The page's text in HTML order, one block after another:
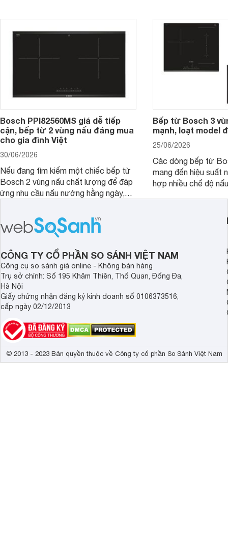
mẫu bếp đáp ứng tốt các tiêu chí này.
Bosch PPI82560MS giá dễ tiếp
cận, bếp từ 2 vùng nấu đáng mua
cho gia đình Việt
30/06/2026
Nếu đang tìm kiếm một chiếc bếp từ
Bosch 2 vùng nấu chất lượng để đáp
ứng nhu cầu nấu nướng hằng ngày,
Bếp từ Bosch 3
mạnh, loạt model
25/06/2026
Các dòng bếp từ
mang đến hiệu suất
hợp nhiều chế độ
vùng nấu đáng mua
CÔNG TY CỔ PHẦN SO SÁNH VIỆT NAM
Công cụ so sánh giá online - Không bán hàng
Trụ sở chính: Số 195 Khâm Thiên, Thổ Quan, Đống Đa,
Hà Nội
Giấy chứng nhận đăng ký kinh doanh số 0106373516,
cấp ngày 02/12/2013
© 2013 - 2023 Bản quyền thuộc về Công ty cổ phần So Sánh Việt Nam